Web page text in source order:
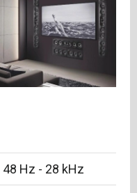
48 Hz - 28 kHz